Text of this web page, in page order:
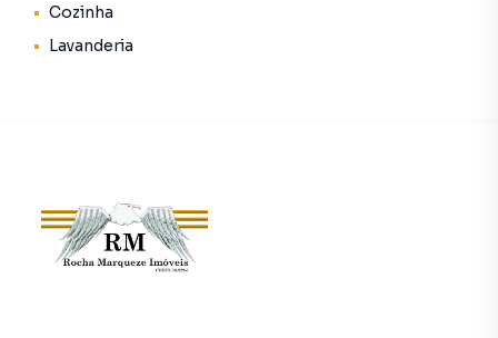
estrutura funcional.
Sala de estar confortável, ideal para reunir a família e
relaxar
Cozinha
Lavanderia